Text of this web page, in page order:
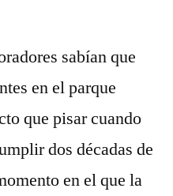
sabían que
en el parque
que pisar cuando
dos décadas de
en el que la